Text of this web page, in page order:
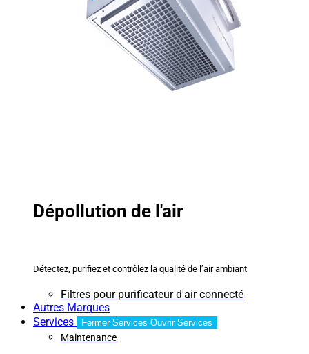
Dépollution de l'air
Détectez, purifiez et contrôlez la qualité de l’air ambiant
Filtres pour purificateur d'air connecté
Autres Marques
Services
Fermer Services Ouvrir Services
Maintenance